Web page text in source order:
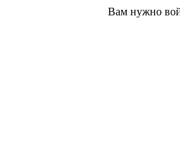
Вам нужно